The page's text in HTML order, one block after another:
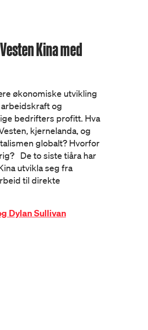
Kina med
økonomiske utvikling
og
bedrifters profitt. Hva
kjernelanda, og
globalt? Hvorfor
De to siste tiåra har
utvikla seg fra
til direkte
Dylan Sullivan